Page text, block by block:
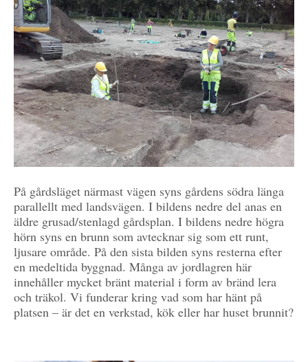
På gårdsläget närmast vägen syns gårdens södra länga
parallellt med landsvägen. I bildens nedre del anas en
äldre grusad/stenlagd gårdsplan. I bildens nedre högra
hörn syns en brunn som avtecknar sig som ett runt,
ljusare område. På den sista bilden syns resterna efter
en medeltida byggnad. Många av jordlagren här
innehåller mycket bränt material i form av bränd lera
och träkol. Vi funderar kring vad som har hänt på
platsen – är det en verkstad, kök eller har huset brunnit?